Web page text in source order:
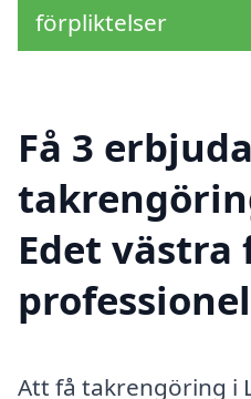
förpliktelser
Få 3
Edet västra
Att få takrengöring i